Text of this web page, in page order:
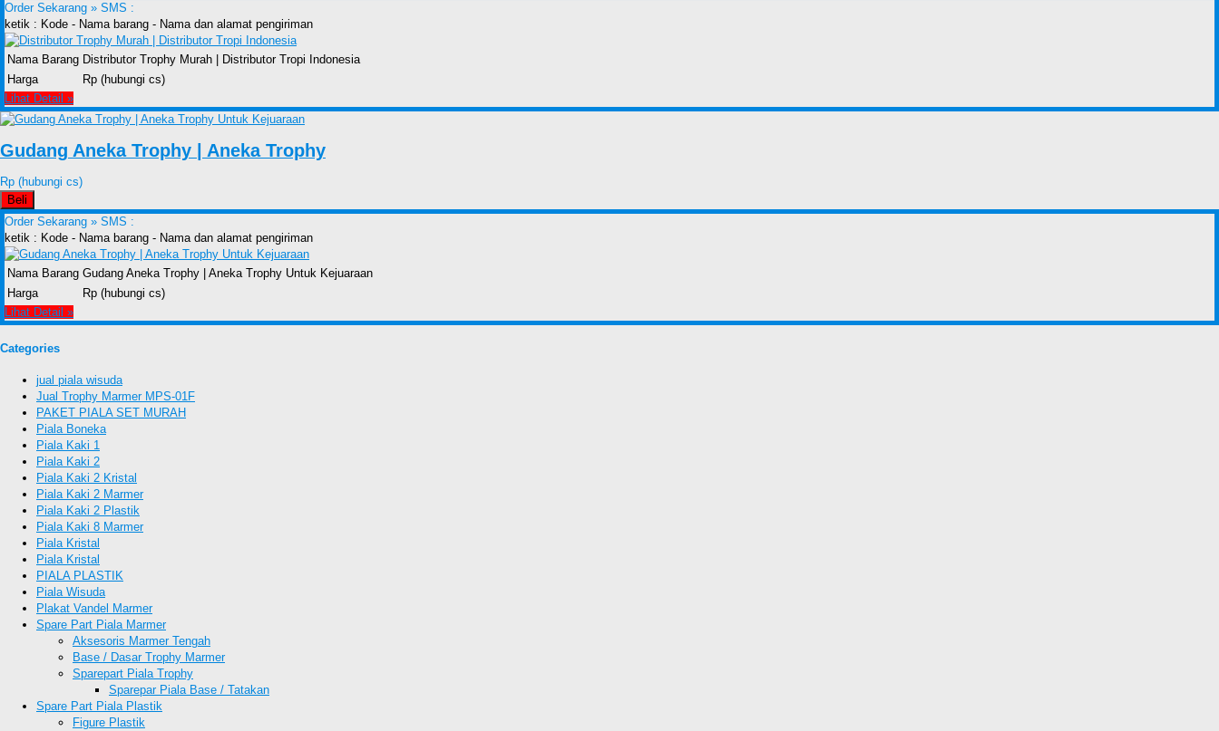
Order Sekarang » SMS :
ketik : Kode - Nama barang - Nama dan alamat pengiriman
Nama Barang Distributor Trophy Murah | Distributor Tropi Indonesia
Harga
Rp (hubungi cs)
Lihat Detail »
Gudang Aneka Trophy | Aneka Trophy
Rp (hubungi cs)
Beli
Order Sekarang » SMS :
ketik : Kode - Nama barang - Nama dan alamat pengiriman
Nama Barang Gudang Aneka Trophy | Aneka Trophy Untuk Kejuaraan
Harga
Rp (hubungi cs)
Lihat Detail »
Categories
jual piala wisuda
Jual Trophy Marmer MPS-01F
PAKET PIALA SET MURAH
Piala Boneka
Piala Kaki 1
Piala Kaki 2
Piala Kaki 2 Kristal
Piala Kaki 2 Marmer
Piala Kaki 2 Plastik
Piala Kaki 8 Marmer
Piala Kristal
Piala Kristal
PIALA PLASTIK
Piala Wisuda
Plakat Vandel Marmer
Spare Part Piala Marmer
Aksesoris Marmer Tengah
Base / Dasar Trophy Marmer
Sparepart Piala Trophy
Sparepar Piala Base / Tatakan
Spare Part Piala Plastik
Figure Plastik